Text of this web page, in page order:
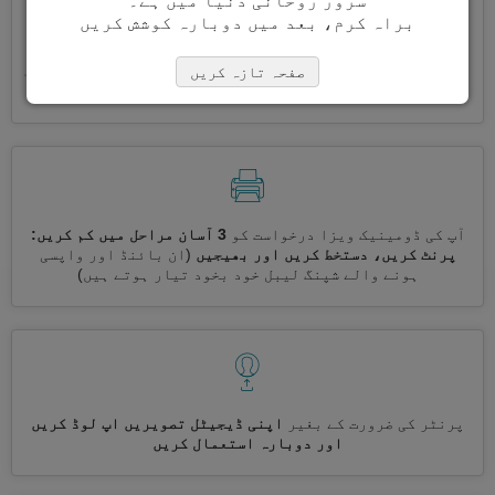
ایک ساتھ کئی ویزے درخواست کریں
خود بخود، تکراری معلومات
درج کرنے کی ضرورت نہیں ہے
آپ کی ڈومینیک ویزا درخواست کو
3 آسان مراحل میں کم کریں:
پرنٹ کریں، دستخط کریں اور بھیجیں (ان بائنڈ اور واپسی
ہونے والے شپنگ لیبل خود بخود تیار ہوتے ہیں)
پرنٹر کی ضرورت کے بغیر
اپنی ڈیجیٹل تصویریں اپ لوڈ کریں
اور دوبارہ استعمال کریں
براہ کرم، بعد میں دوبارہ کوشش کریں
صفحہ تازہ کریں